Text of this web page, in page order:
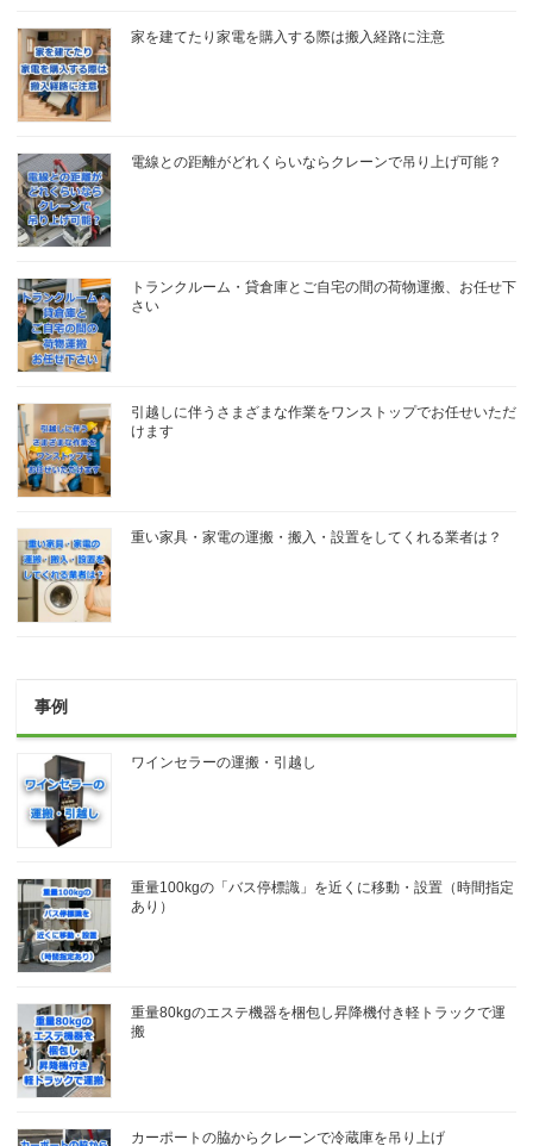
家を建てたり家電を購入する際は搬入経路に注意
電線との距離がどれくらいならクレーンで吊り上げ可能？
トランクルーム・貸倉庫とご自宅の間の荷物運搬、お任せ下
さい
引越しに伴うさまざまな作業をワンストップでお任せいただ
けます
重い家具・家電の運搬・搬入・設置をしてくれる業者は？
事例
ワインセラーの運搬・引越し
重量100kgの「バス停標識」を近くに移動・設置（時間指定
あり）
重量80kgのエステ機器を梱包し昇降機付き軽トラックで運
搬
カーポートの脇からクレーンで冷蔵庫を吊り上げ